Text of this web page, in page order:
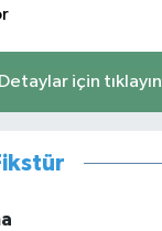
Detaylar için tıklayın